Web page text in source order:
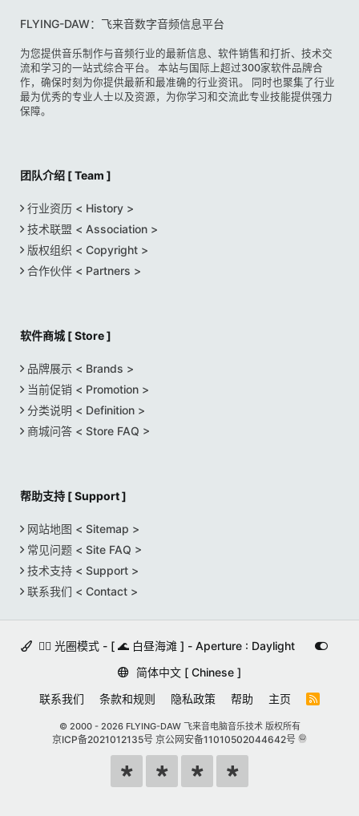
FLYING-DAW：飞来音数字音频信息平台
为您提供音乐制作与音频行业的最新信息、软件销售和打折、技术交
流和学习的一站式综合平台。 本站与国际上超过300家软件品牌合
作，确保时刻为你提供最新和最准确的行业资讯。 同时也聚集了行业
最为优秀的专业人士以及资源，为你学习和交流此专业技能提供强力
保障。
团队介绍 [ Team ]
行业资历 < History >
技术联盟 < Association >
版权组织 < Copyright >
合作伙伴 < Partners >
软件商城 [ Store ]
品牌展示 < Brands >
当前促销 < Promotion >
分类说明 < Definition >
商城问答 < Store FAQ >
帮助支持 [ Support ]
网站地图 < Sitemap >
常见问题 < Site FAQ >
技术支持 < Support >
联系我们 < Contact >
🚵‍♀️ 光圈模式 - [ 🌊 白昼海滩 ] - Aperture : Daylight
简体中文 [ Chinese ]
联系我们
条款和规则 隐私政策 帮助 主页
R
© 2000 - 2026 FLYING-DAW 飞来音电脑音乐技术 版权所有
京ICP备2021012135号 京公网安备11010502044642号